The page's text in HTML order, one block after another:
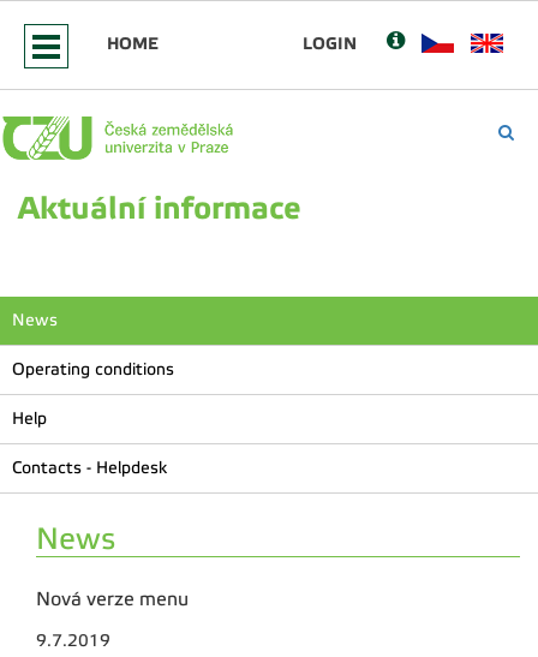
HOME LOGIN
Aktuální informace
News
Operating conditions
Help
Contacts - Helpdesk
News
Nová verze menu
9.7.2019